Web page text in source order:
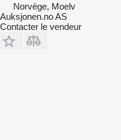
Norvège, Moelv
Auksjonen.no AS
Contacter le vendeur